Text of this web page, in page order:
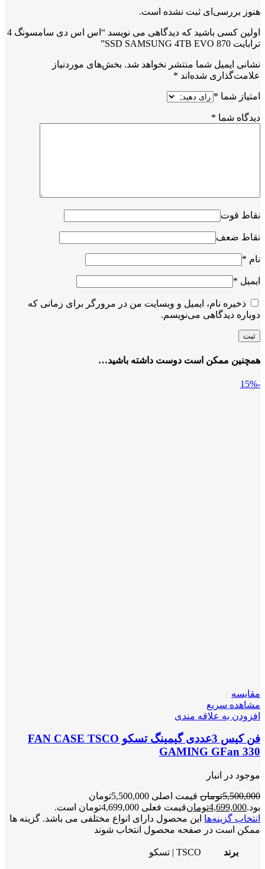
هنوز بررسی‌ای ثبت نشده است.
اولین کسی باشید که دیدگاهی می نویسد “اس اس دی سامسونگ 4
ترابایت SSD SAMSUNG 4TB EVO 870”
نشانی ایمیل شما منتشر نخواهد شد. بخش‌های موردنیاز
علامت‌گذاری شده‌اند *
امتیاز شما *
دیدگاه شما *
نقاط قوت
نقاط ضعف
نام *
ایمیل *
ذخیره نام، ایمیل و وبسایت من در مرورگر برای زمانی که
دوباره دیدگاهی می‌نویسم.
همچنین ممکن است دوست داشته باشید…
-15%
مقایسه
مشاهده سریع
افزودن به علاقه مندی
فن کیس 3عددی گیمینگ تسکو FAN CASE TSCO
GAMING GFan 330
موجود در انبار
5,500,000تومان
قیمت اصلی 5,500,000تومان
بود.4,699,000تومانقیمت فعلی 4,699,000تومان است.
انتخاب گزینه‌ها این محصول دارای انواع مختلفی می باشد. گزینه ها
ممکن است در صفحه محصول انتخاب شوند
برند TSCO | تسکو